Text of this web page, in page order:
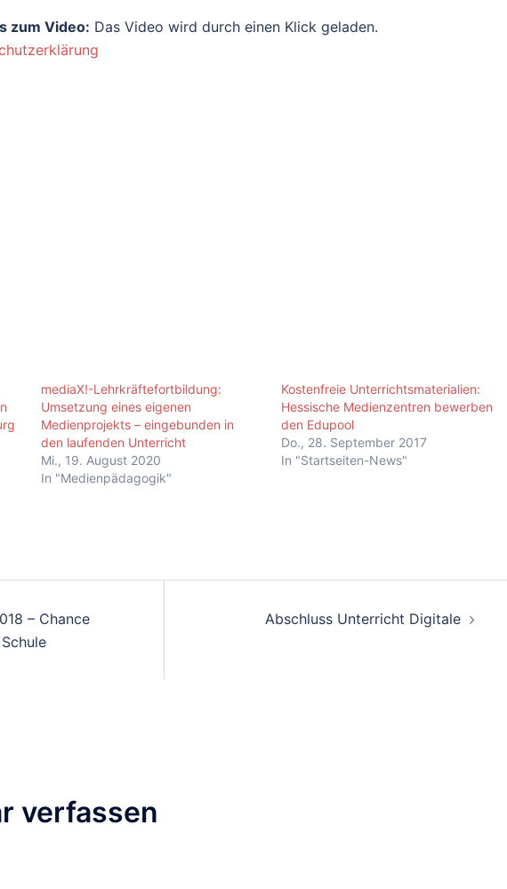
zum Video: Das Video wird durch einen Klick geladen.
mediaX!-Lehrkräftefortbildung:
Umsetzung eines eigenen
Medienprojekts – eingebunden in
den laufenden Unterricht
Mi., 19. August 2020
In "Medienpädagogik"
Kostenfreie Unterrichtsmaterialien:
Hessische Medienzentren bewerben
den Edupool
Do., 28. September 2017
In "Startseiten-News"
– Chance
Abschluss Unterricht Digitale
verfassen